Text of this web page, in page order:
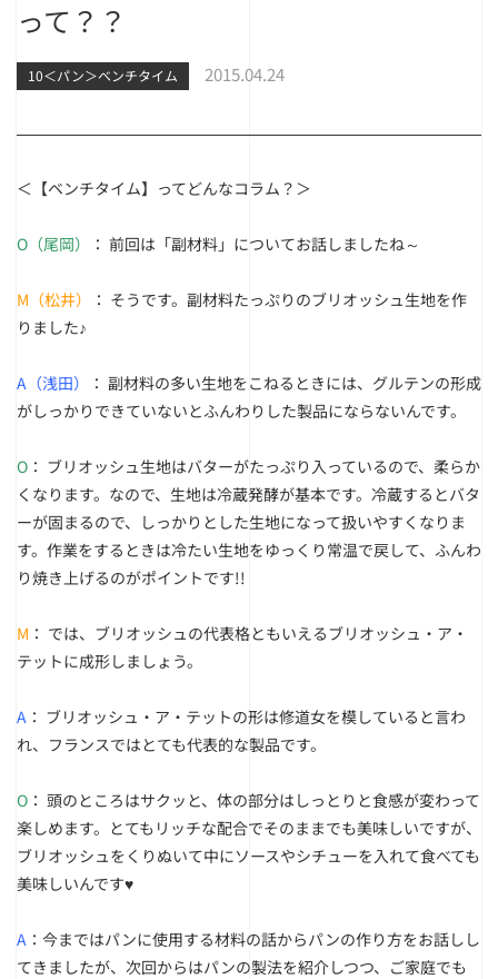
って？？
10＜パン＞ベンチタイム 2015.04.24
＜【ベンチタイム】ってどんなコラム？＞
O（尾岡） ： 前回は「副材料」についてお話しましたね～
M（松井）
： そうです。副材料たっぷりのブリオッシュ生地を作
りました♪
A（浅田）
： 副材料の多い生地をこねるときには、グルテンの形成
がしっかりできていないとふんわりした製品にならないんです。
O ： ブリオッシュ生地はバターがたっぷり入っているので、柔らか
くなります。なので、生地は冷蔵発酵が基本です。冷蔵するとバタ
ーが固まるので、しっかりとした生地になって扱いやすくなりま
す。作業をするときは冷たい生地をゆっくり常温で戻して、ふんわ
り焼き上げるのがポイントです!!
M ： では、ブリオッシュの代表格ともいえるブリオッシュ・ア・
テットに成形しましょう。
A ： ブリオッシュ・ア・テットの形は修道女を模していると言わ
れ、フランスではとても代表的な製品です。
O ： 頭のところはサクッと、体の部分はしっとりと食感が変わって
楽しめます。とてもリッチな配合でそのままでも美味しいですが、
ブリオッシュをくりぬいて中にソースやシチューを入れて食べても
美味しいんです♥
A ：今まではパンに使用する材料の話からパンの作り方をお話しし
てきましたが、次回からはパンの製法を紹介しつつ、ご家庭でも